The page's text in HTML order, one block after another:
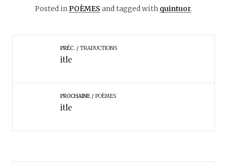
Posted inPOÈMES and tagged with quintuor.
PRÉC. TRADUCTIONS
itle
PROCHAINE POÈMES
itle